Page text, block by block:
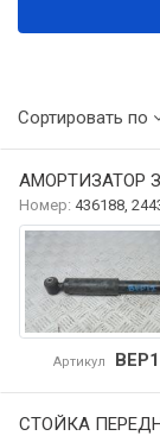
Сортировать по
АМОРТИЗАТОР
Номер: 436188,
Артикул
СТОЙКА